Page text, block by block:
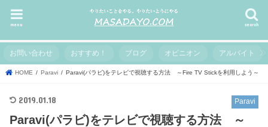
search
menu
お問い合わせ おすすめ！ ブログ オピニオン アルバイト
HOME Paravi Paravi(パラビ)をテレビで視聴する方法 ～Fire TV Stickを利用しよう～
Paravi
2019.01.18
Paravi(パラビ)をテレビで視聴する方法 ～